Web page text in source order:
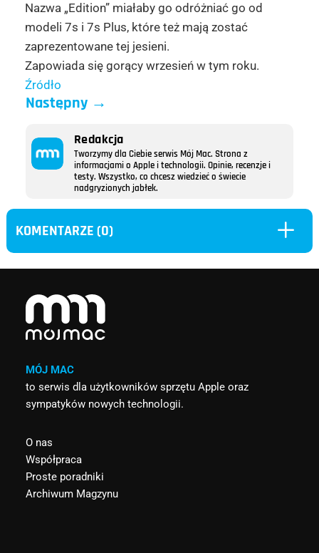
Nazwa „Edition” miałaby go odróżniać go od
modeli 7s i 7s Plus, które też mają zostać
zaprezentowane tej jesieni.
Zapowiada się gorący wrzesień w tym roku.
Źródło
Następny→
Redakcja
Tworzymy dla Ciebie serwis Mój Mac. Strona z
informacjami o Apple i technologii. Opinie, recenzje i
testy. Wszystko, co chcesz wiedzieć o świecie
nadgryzionych jabłek.
KOMENTARZE (0) L
MÓJ MAC
to serwis dla użytkowników sprzętu Apple oraz
sympatyków nowych technologii.
O nas
Współpraca
Proste poradniki
Archiwum Magzynu